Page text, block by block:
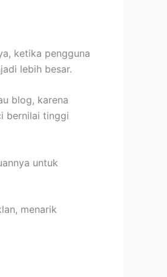
ketika pengguna
lebih besar.
blog, karena
bernilai tinggi
untuk
menarik